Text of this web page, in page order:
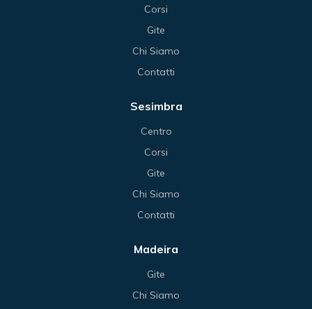
Corsi
Gite
Chi Siamo
Contatti
Sesimbra
Centro
Corsi
Gite
Chi Siamo
Contatti
Madeira
Gite
Chi Siamo